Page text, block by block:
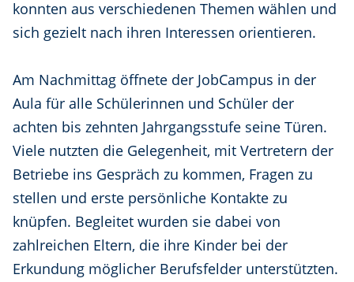
konnten aus verschiedenen Themen wählen und
sich gezielt nach ihren Interessen orientieren.
Am Nachmittag öffnete der JobCampus in der
Aula für alle Schülerinnen und Schüler der
achten bis zehnten Jahrgangsstufe seine Türen.
Viele nutzten die Gelegenheit, mit Vertretern der
Betriebe ins Gespräch zu kommen, Fragen zu
stellen und erste persönliche Kontakte zu
knüpfen. Begleitet wurden sie dabei von
zahlreichen Eltern, die ihre Kinder bei der
Erkundung möglicher Berufsfelder unterstützten.